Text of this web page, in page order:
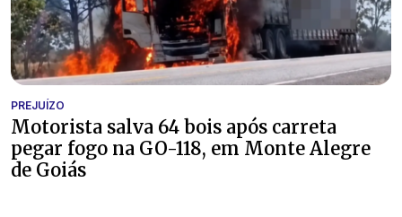
PREJUÍZO
Motorista salva 64 bois após carreta
pegar fogo na GO-118, em Monte Alegre
de Goiás